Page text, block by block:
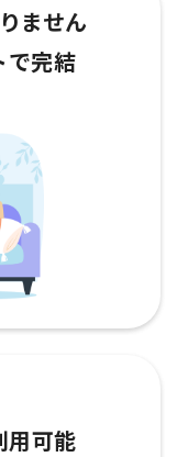
ません
で完結
用可能